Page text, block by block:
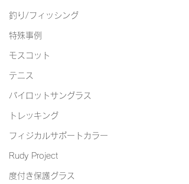
釣り/フィッシング
特殊事例
モスコット
テニス
パイロットサングラス
トレッキング
フィジカルサポートカラー
Rudy Project
度付き保護グラス